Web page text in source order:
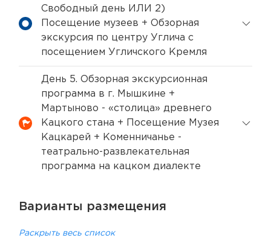
Свободный день ИЛИ 2)
Посещение музеев + Обзорная
экскурсия по центру Углича с
посещением Угличского Кремля
День 5. Обзорная экскурсионная
программа в г. Мышкине +
Мартыново - «столица» древнего
Кацкого стана + Посещение Музея
Кацкарей + Коменничанье -
театрально-развлекательная
программа на кацком диалекте
Варианты размещения
Раскрыть весь список